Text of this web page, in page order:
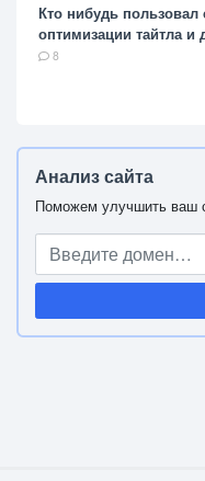
Кто нибудь
оптимизации тайтла и
8
Анализ сайта
Поможем улучшить ваш